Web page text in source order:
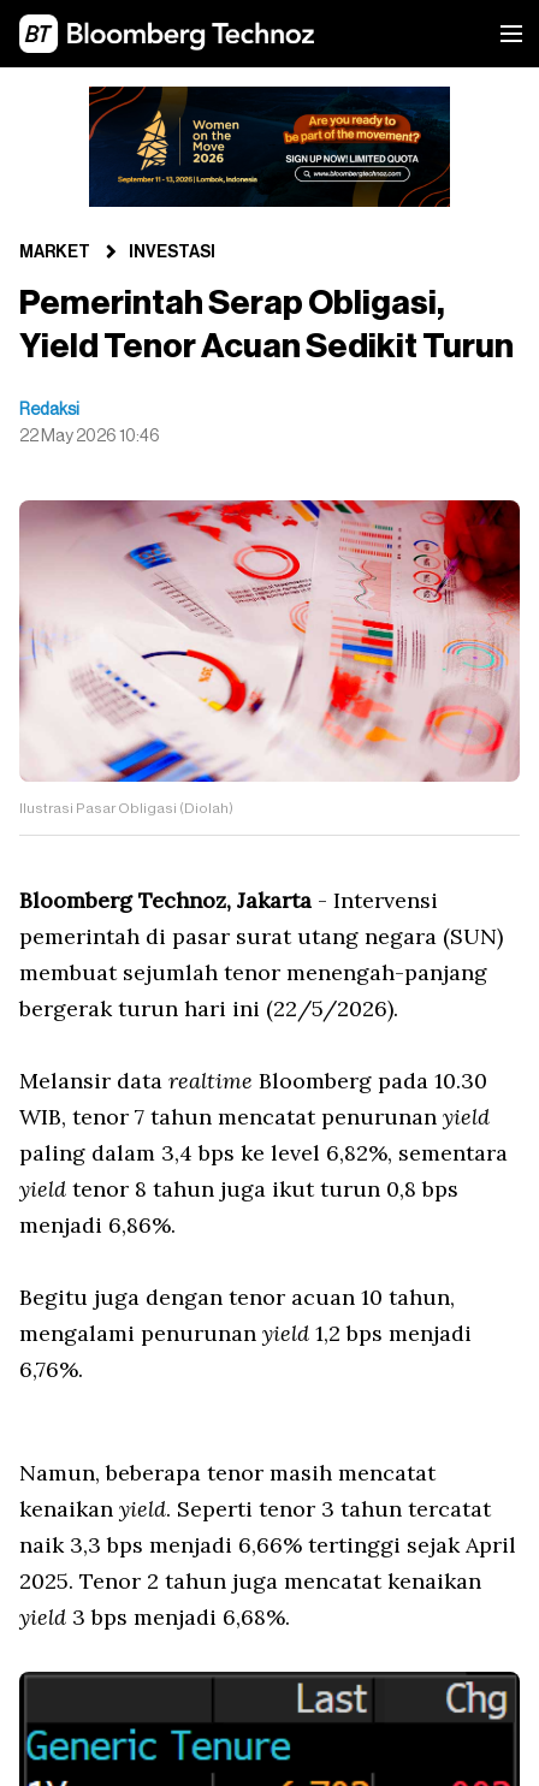
MARKET INVESTASI
Pemerintah Serap Obligasi,
Yield Tenor Acuan Sedikit Turun
Redaksi
22 May 2026 10:46
Ilustrasi Pasar Obligasi (Diolah)
Bloomberg Technoz, Jakarta - Intervensi
pemerintah di pasar surat utang negara (SUN)
membuat sejumlah tenor menengah-panjang
bergerak turun hari ini (22/5/2026).
Melansir data realtime Bloomberg pada 10.30
WIB, tenor 7 tahun mencatat penurunan yield
paling dalam 3,4 bps ke level 6,82%, sementara
yield tenor 8 tahun juga ikut turun 0,8 bps
menjadi 6,86%.
Begitu juga dengan tenor acuan 10 tahun,
mengalami penurunan yield 1,2 bps menjadi
6,76%.
Namun, beberapa tenor masih mencatat
kenaikan yield. Seperti tenor 3 tahun tercatat
naik 3,3 bps menjadi 6,66% tertinggi sejak April
2025. Tenor 2 tahun juga mencatat kenaikan
yield 3 bps menjadi 6,68%.